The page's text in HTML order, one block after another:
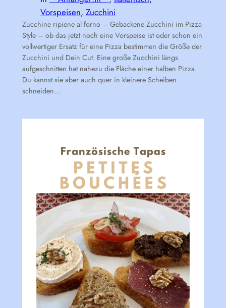
Vorspeisen, Zucchini
Zucchine ripiene al forno – Gebackene Zucchini im Pizza-
Style – ob das jetzt noch eine Vorspeise ist oder schon ein
vollwertiger Ersatz für eine Pizza bestimmen die Größe der
Zucchini und Dein Cut. Eine große Zucchini längs
aufgeschnitten hat nahezu die Fläche einer halben Pizza.
Du kannst sie aber auch quer in kleinere Scheiben
schneiden…